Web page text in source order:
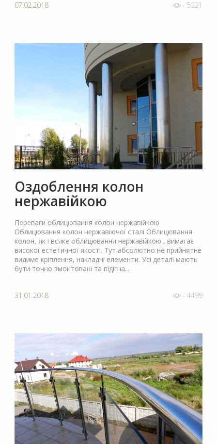
07.02.2018 - 5221
Оздоблення колон
нержавійкою
Переваги облицювання колон нержавійкою
Облицювання колон нержавіючої сталі Облицювання
колон, як і всяке облицювання нержавійкою , вимагає
високої естетичної якості. Тут абсолютно не прийнятне
видиме кріплення, накладні елементи. Усі деталі мають
бути точно змонтовані та підігна...
31.01.2018 - 4499